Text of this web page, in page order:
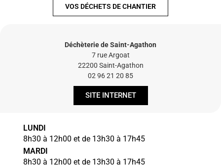
VOS DÉCHETS DE CHANTIER
Déchèterie de Saint-Agathon
7 rue Argoat
22200 Saint-Agathon
02 96 21 20 85
SITE INTERNET
LUNDI
8h30 à 12h00 et de 13h30 à 17h45
MARDI
8h30 à 12h00 et de 13h30 à 17h45